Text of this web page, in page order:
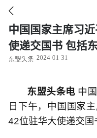

中国国家主席习
使递交国书 包括
东盟头条 2024-01-31
东盟头条电 中
日下午，中国国家
42位驻华大使递交国